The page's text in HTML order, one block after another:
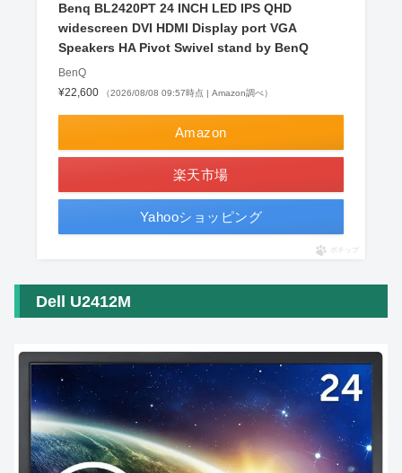
Benq BL2420PT 24 INCH LED IPS QHD
widescreen DVI HDMI Display port VGA
Speakers HA Pivot Swivel stand by BenQ
BenQ
¥22,600
（2026/08/08 09:57時点 | Amazon調べ）
Amazon
楽天市場
Yahooショッピング
ポチップ
Dell U2412M